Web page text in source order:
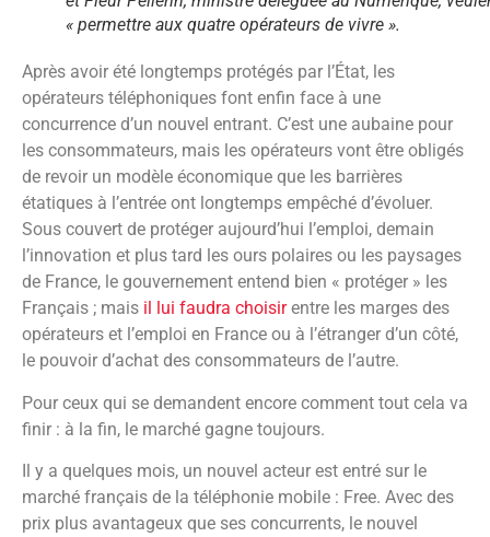
« permettre aux quatre opérateurs de vivre ».
Après avoir été longtemps protégés par l’État, les
opérateurs téléphoniques font enfin face à une
concurrence d’un nouvel entrant. C’est une aubaine pour
les consommateurs, mais les opérateurs vont être obligés
de revoir un modèle économique que les barrières
étatiques à l’entrée ont longtemps empêché d’évoluer.
Sous couvert de protéger aujourd’hui l’emploi, demain
l’innovation et plus tard les ours polaires ou les paysages
de France, le gouvernement entend bien « protéger » les
Français ; mais il lui faudra choisirentre les marges des
opérateurs et l’emploi en France ou à l’étranger d’un côté,
le pouvoir d’achat des consommateurs de l’autre.
Pour ceux qui se demandent encore comment tout cela va
finir : à la fin, le marché gagne toujours.
Il y a quelques mois, un nouvel acteur est entré sur le
marché français de la téléphonie mobile : Free. Avec des
prix plus avantageux que ses concurrents, le nouvel